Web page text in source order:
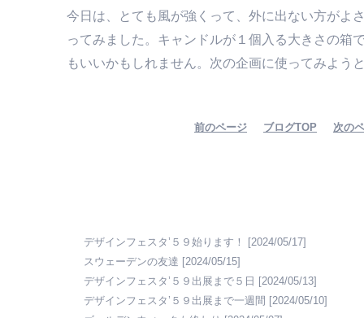
今日は、とても風が強くって、外に出ない方がよ
ってみました。キャンドルが１個入る大きさの箱
もいいかもしれません。次の企画に使ってみよう
前のページ ブログTOP 次の
デザインフェスタ’５９始ります！
[2024/05/17]
スウェーデンの友達 [2024/05/15]
デザインフェスタ’５９出展まで５日 [2024/05/13]
デザインフェスタ’５９出展まで一週間 [2024/05/10]